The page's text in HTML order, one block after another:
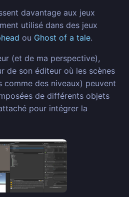
davantage aux jeux
utilisé dans des jeux
ou Ghost of a tale.
(et de ma perspective),
de son éditeur où les scènes
comme des niveaux) peuvent
de différents objets
pour intégrer la